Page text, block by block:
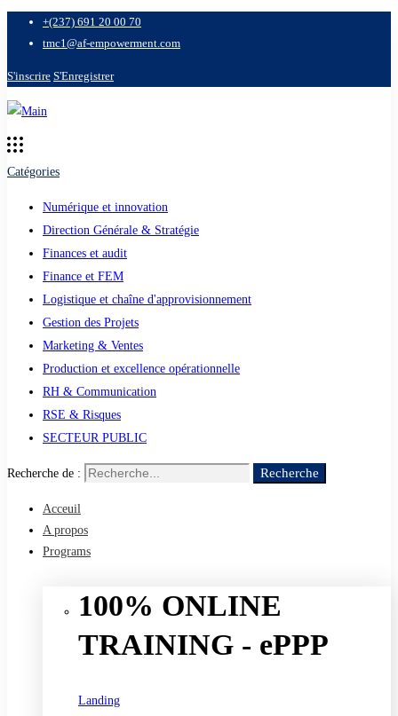
+(237) 691 20 00 70
tmc1@af-empowerment.com
S'inscrire S'Enregistrer
Catégories
Numérique et innovation
Direction Générale & Stratégie
Finances et audit
Finance et FEM
Logistique et chaîne d'approvisionnement
Gestion des Projets
Marketing & Ventes
Production et excellence opérationnelle
RH & Communication
RSE & Risques
SECTEUR PUBLIC
Recherche de : Recherche
Acceuil
A propos
Programs
100% ONLINE
TRAINING - ePPP
Landing